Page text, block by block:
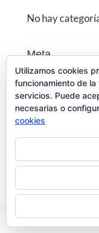
No hay
Meta
Acceder
Feed de
Utilizamos cookies
funcionamiento de
servicios. Puede
necesarias o
cookies